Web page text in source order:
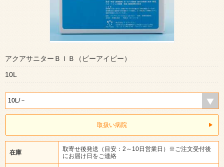
アクアサニターＢＩＢ（ビーアイビー）
10L
取扱い病院
在庫
取寄せ後発送（目安：2～10日営業日）※ご注文受付後
にお届け日をご連絡